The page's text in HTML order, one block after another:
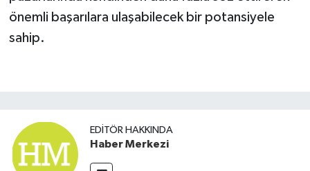
önemli başarılara ulaşabilecek bir potansiyele
sahip.
EDITÖR HAKKINDA
Haber Merkezi